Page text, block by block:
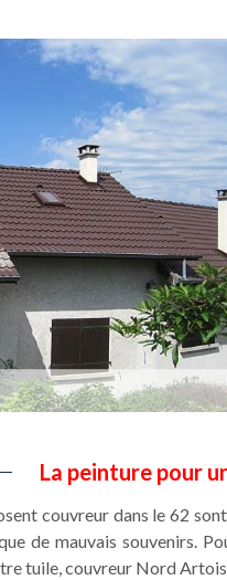
La peinture pour
couvreur dans le 62
de mauvais souvenirs.
tuile, couvreur Nord